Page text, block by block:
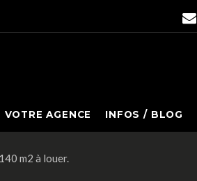
VOTRE AGENCE INFOS / BLOG
m2 à louer.